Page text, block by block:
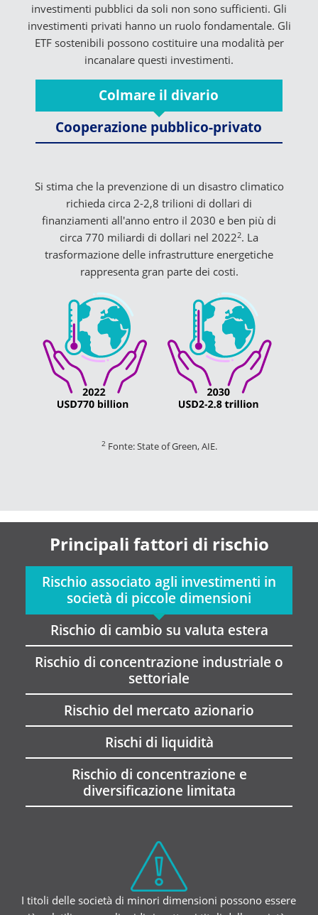
investimenti pubblici da soli non sono sufficienti. Gli
investimenti privati hanno un ruolo fondamentale. Gli
ETF sostenibili possono costituire una modalità per
incanalare questi investimenti.
Colmare il divario
Cooperazione pubblico-privato
Si stima che la prevenzione di un disastro climatico
richieda circa 2-2,8 trilioni di dollari di
finanziamenti all'anno entro il 2030 e ben più di
circa 770 miliardi di dollari nel 20222. La
trasformazione delle infrastrutture energetiche
rappresenta gran parte dei costi.
2Fonte: State of Green, AIE.
Principali fattori di rischio
Rischio associato agli investimenti in
società di piccole dimensioni
Rischio di cambio su valuta estera
Rischio di concentrazione industriale o
settoriale
Rischio del mercato azionario
Rischi di liquidità
Rischio di concentrazione e
diversificazione limitata
I titoli delle società di minori dimensioni possono essere